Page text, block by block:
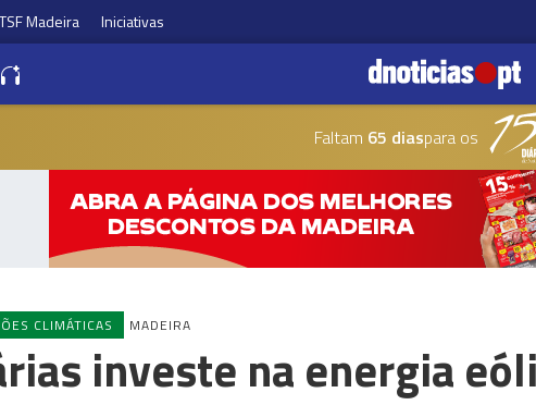
TSF Madeira Iniciativas
Faltam 65 diaspara os
CLIMÁTICAS MADEIRA
investe na energia